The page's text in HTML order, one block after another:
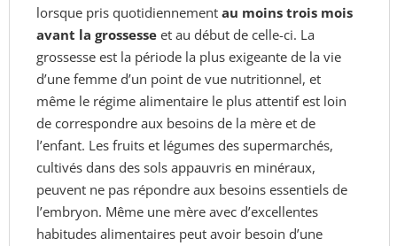
lorsque pris quotidiennement au moins trois mois
avant la grossesse et au début de celle-ci. La
grossesse est la période la plus exigeante de la vie
d’une femme d’un point de vue nutritionnel, et
même le régime alimentaire le plus attentif est loin
de correspondre aux besoins de la mère et de
l’enfant. Les fruits et légumes des supermarchés,
cultivés dans des sols appauvris en minéraux,
peuvent ne pas répondre aux besoins essentiels de
l’embryon. Même une mère avec d’excellentes
habitudes alimentaires peut avoir besoin d’une